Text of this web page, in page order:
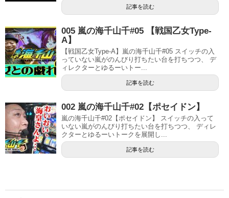
記事を読む
005 嵐の海千山千#05 【戦国乙女Type-
A】
【戦国乙女Type-A】嵐の海千山千#05 スイッチの入
っていない嵐がのんびり打ちたい台を打ちつつ、 デ
ィレクターとゆるーいトー...
記事を読む
002 嵐の海千山千#02【ポセイドン】
嵐の海千山千#02【ポセイドン】 スイッチの入って
いない嵐がのんびり打ちたい台を打ちつつ、 ディレ
クターとゆるーいトークを展開し...
記事を読む